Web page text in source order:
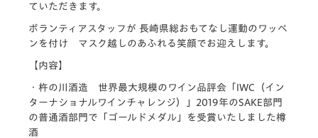
ていただきます。
ボランティアスタッフが 長崎県総おもてなし運動のワッペ
ンを付け マスク越しのあふれる笑顔でお迎えします。
【内容】
・杵の川酒造 世界最大規模のワイン品評会「IWC（イン
ターナショナルワインチャレンジ）」2019年のSAKE部門
の普通酒部門で「ゴールドメダル」を受賞いたしました樽
酒